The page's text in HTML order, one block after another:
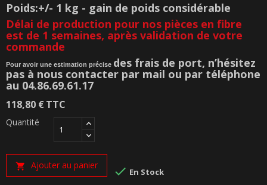
Poids:+/- 1 kg - gain de poids considérable
Délai de production pour nos pièces en fibre
est de 1 semaines, après validation de votre
commande
Pour avoir une estimation précise des frais de port, n’hésitez
pas à nous contacter par mail ou par téléphone
au 04.86.69.61.17
118,80 €TTC
Quantité
 Ajouter au panier  En Stock